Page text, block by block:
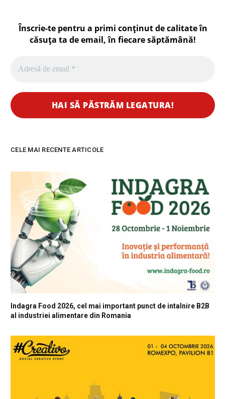
Înscrie-te pentru a primi conținut de calitate în
căsuța ta de email, în fiecaresăptămână!
CELE MAI RECENTE ARTICOLE
Indagra Food 2026, cel mai important punct de intalnire B2B
al industriei alimentare din Romania